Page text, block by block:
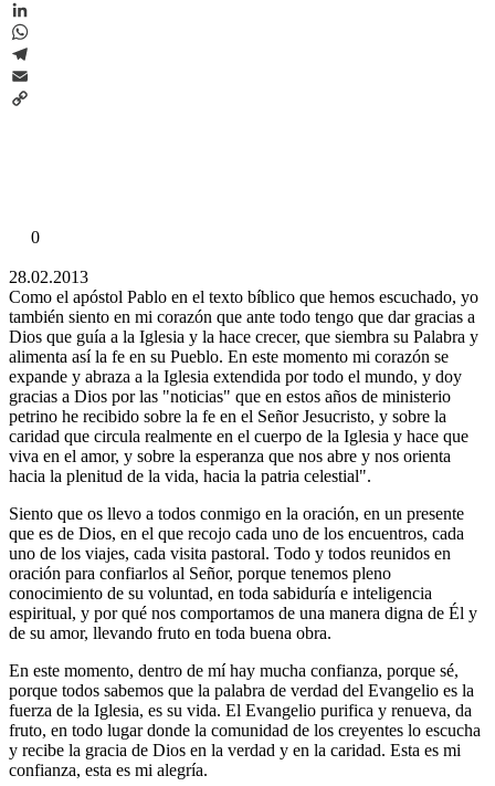
X
LinkedIn
WhatsApp
Telegram
Email
0
28.02.2013
Como el apóstol Pablo en el texto bíblico que hemos escuchado, yo
también siento en mi corazón que ante todo tengo que dar gracias a
Dios que guía a la Iglesia y la hace crecer, que siembra su Palabra y
alimenta así la fe en su Pueblo. En este momento mi corazón se
expande y abraza a la Iglesia extendida por todo el mundo, y doy
gracias a Dios por las "noticias" que en estos años de ministerio
petrino he recibido sobre la fe en el Señor Jesucristo, y sobre la
caridad que circula realmente en el cuerpo de la Iglesia y hace que
viva en el amor, y sobre la esperanza que nos abre y nos orienta
hacia la plenitud de la vida, hacia la patria celestial".
Siento que os llevo a todos conmigo en la oración, en un presente
que es de Dios, en el que recojo cada uno de los encuentros, cada
uno de los viajes, cada visita pastoral. Todo y todos reunidos en
oración para confiarlos al Señor, porque tenemos pleno
conocimiento de su voluntad, en toda sabiduría e inteligencia
espiritual, y por qué nos comportamos de una manera digna de Él y
de su amor, llevando fruto en toda buena obra.
En este momento, dentro de mí hay mucha confianza, porque sé,
porque todos sabemos que la palabra de verdad del Evangelio es la
fuerza de la Iglesia, es su vida. El Evangelio purifica y renueva, da
fruto, en todo lugar donde la comunidad de los creyentes lo escucha
y recibe la gracia de Dios en la verdad y en la caridad. Esta es mi
confianza, esta es mi alegría.